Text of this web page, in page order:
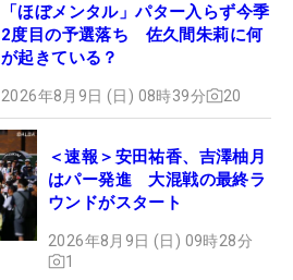
「ほぼメンタル」パター入らず今季
2度目の予選落ち 佐久間朱莉に何
が起きている？
2026年8月9日 (日) 08時39分 20
＜速報＞安田祐香、吉澤柚月
はパー発進 大混戦の最終ラ
ウンドがスタート
2026年8月9日 (日) 09時28分
1